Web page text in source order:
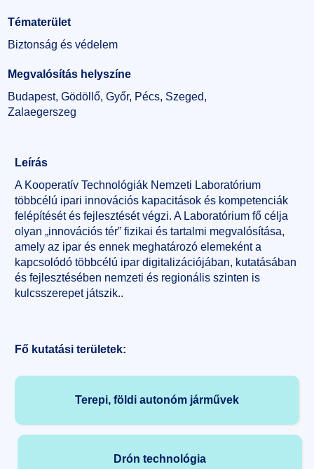
Tématerület
Biztonság és védelem
Megvalósítás helyszíne
Budapest, Gödöllő, Győr, Pécs, Szeged,
Zalaegerszeg
Leírás
A Kooperatív Technológiák Nemzeti Laboratórium
többcélú ipari innovációs kapacitások és kompetenciák
felépítését és fejlesztését végzi. A Laboratórium fő célja
olyan „innovációs tér” fizikai és tartalmi megvalósítása,
amely az ipar és ennek meghatározó elemeként a
kapcsolódó többcélú ipar digitalizációjában, kutatásában
és fejlesztésében nemzeti és regionális szinten is
kulcsszerepet játszik..
Fő kutatási területek:
Terepi, földi autonóm járművek
Drón technológia